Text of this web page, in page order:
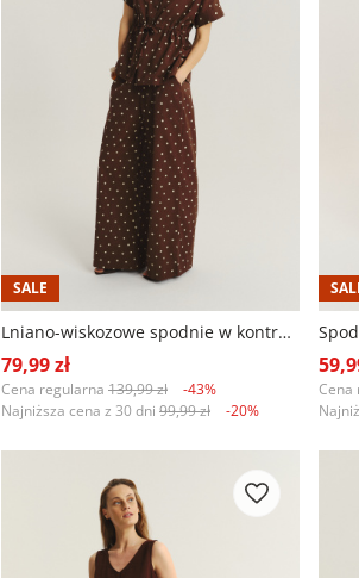
SALE
Lniano-wiskozowe spodnie w kontrastowe groszki
79,99 zł
Cena regularna 139,99 zł
-43%
Najniższa cena z 30 dni 99,99 zł -20%